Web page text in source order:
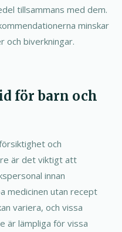
tillsammans med dem.
minskar
och biverkningar.
för barn och
och
är det viktigt att
innan
medicinen utan recept
variera, och vissa
är lämpliga för vissa